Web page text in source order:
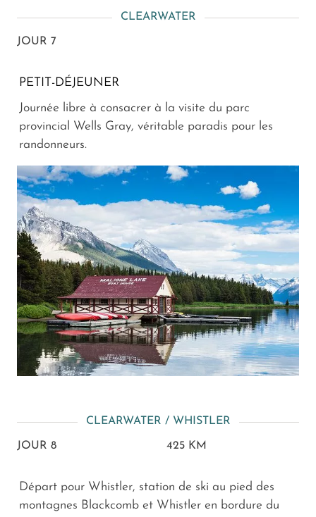
CLEARWATER
JOUR 7
PETIT-DÉJEUNER
Journée libre à consacrer à la visite du parc
provincial Wells Gray, véritable paradis pour les
randonneurs.
CLEARWATER / WHISTLER
JOUR 8 425 KM
Départ pour Whistler, station de ski au pied des
montagnes Blackcomb et Whistler en bordure du